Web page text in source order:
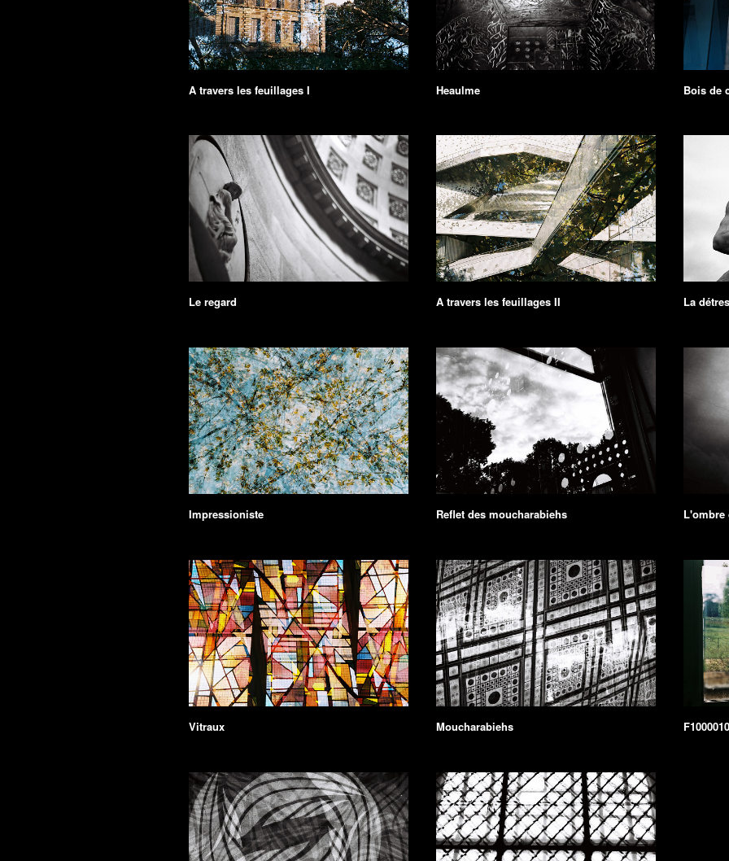
A travers les feuillages I Heaulme Bois de
Le regard A travers les feuillages II La
Impressioniste Reflet des moucharabiehs L'ombre
Vitraux Moucharabiehs